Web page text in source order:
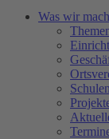
Was wir
Schulen